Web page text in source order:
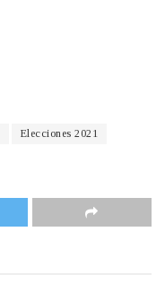
Elecciones 2021